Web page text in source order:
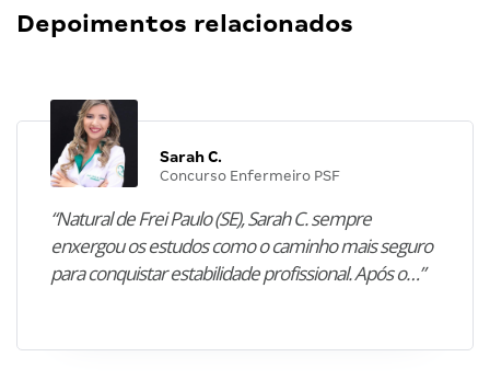
Depoimentos relacionados
Sarah C.
Concurso Enfermeiro PSF
“Natural de Frei Paulo (SE), Sarah C. sempre
enxergou os estudos como o caminho mais seguro
para conquistar estabilidade profissional. Após o…”